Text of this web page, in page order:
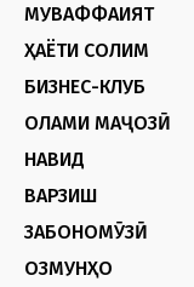
МУВАФФАҚИЯТ
ҲАЁТИ СОЛИМ
БИЗНЕС-КЛУБ
ОЛАМИ МАҶОЗӢ
НАВИД
ВАРЗИШ
ЗАБОНОМӮЗӢ
ОЗМУНҲО